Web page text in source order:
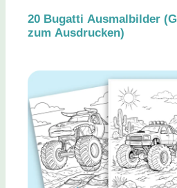
20 Bugatti Ausmalbilder
zum Ausdrucken)